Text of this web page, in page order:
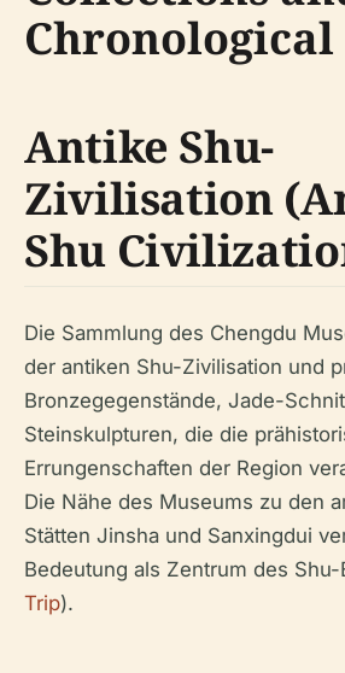
Chronological
Antike Shu-
Zivilisation
Shu
Die Sammlung des Chengdu
der antiken Shu-Zivilisation und
Bronzegegenstände, Jade-
Steinskulpturen, die die
Errungenschaften der Region
Die Nähe des Museums zu den
Stätten Jinsha und Sanxingdui
Bedeutung als Zentrum des Shu-
Trip).